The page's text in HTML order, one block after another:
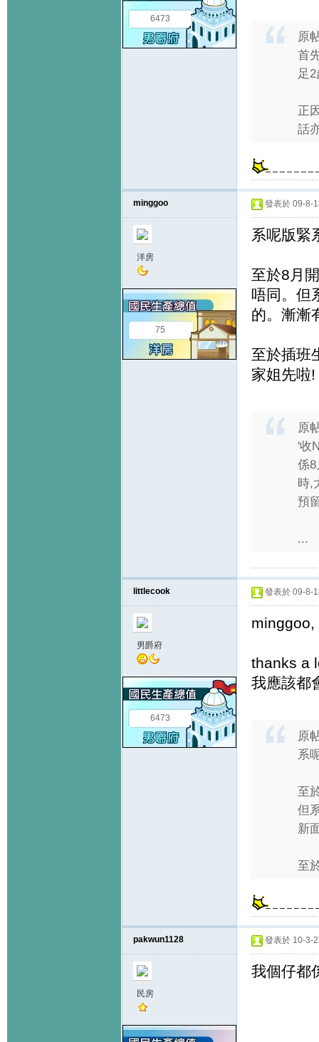
6473
原
首
足
正
話
minggoo
洋房
75
發表於 09-8-
系呢版緊
至於8月
唔同。但
的。漸漸
至於插班
家姐先啦!
原
'收
係8
時,
預
...
littlecook
男爵府
6473
發表於 09-8-
minggoo,
thanks a
我應該都
原
系
至
但
新
至
pakwun1128
民房
發表於 10-3-
我個仔都